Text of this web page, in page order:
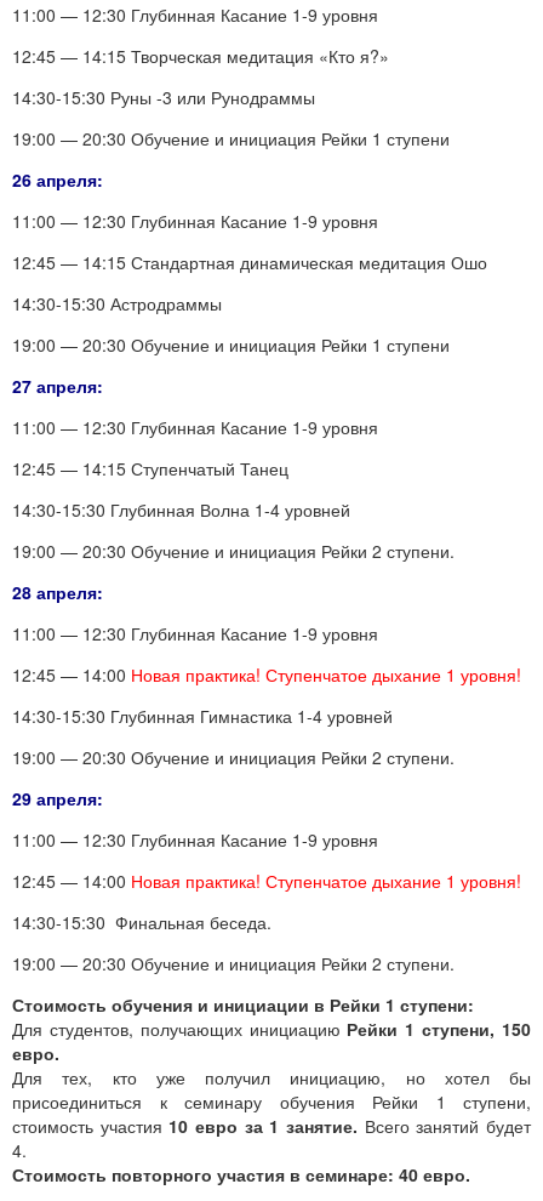
11:00 — 12:30 Глубинная Касание 1-9 уровня
12:45 — 14:15 Творческая медитация «Кто я?»
14:30-15:30 Руны -3 или Рунодраммы
19:00 — 20:30 Обучение и инициация Рейки 1 ступени
26 апреля:
11:00 — 12:30 Глубинная Касание 1-9 уровня
12:45 — 14:15 Стандартная динамическая медитация Ошо
14:30-15:30 Астродраммы
19:00 — 20:30 Обучение и инициация Рейки 1 ступени
27 апреля:
11:00 — 12:30 Глубинная Касание 1-9 уровня
12:45 — 14:15 Ступенчатый Танец
14:30-15:30 Глубинная Волна 1-4 уровней
19:00 — 20:30 Обучение и инициация Рейки 2 ступени.
28 апреля:
11:00 — 12:30 Глубинная Касание 1-9 уровня
12:45 — 14:00 Новая практика! Ступенчатое дыхание 1 уровня!
14:30-15:30 Глубинная Гимнастика 1-4 уровней
19:00 — 20:30 Обучение и инициация Рейки 2 ступени.
29 апреля:
11:00 — 12:30 Глубинная Касание 1-9 уровня
12:45 — 14:00 Новая практика! Ступенчатое дыхание 1 уровня!
14:30-15:30 Финальная беседа.
19:00 — 20:30 Обучение и инициация Рейки 2 ступени.
Стоимость обучения и инициации в Рейки 1 ступени:
Для студентов, получающих инициацию Рейки 1 ступени, 150
евро.
Для тех, кто уже получил инициацию, но хотел бы
присоединиться к семинару обучения Рейки 1 ступени,
стоимость участия 10 евро за 1 занятие. Всего занятий будет
4.
Стоимость повторного участия в семинаре: 40 евро.